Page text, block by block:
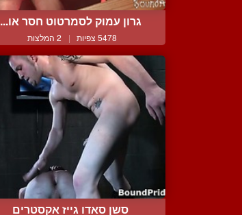
גרון עמוק לסמרטוט חסר או...
5478 צפיות | 2 המלצות
סשן סאדו גייז אקסטרים